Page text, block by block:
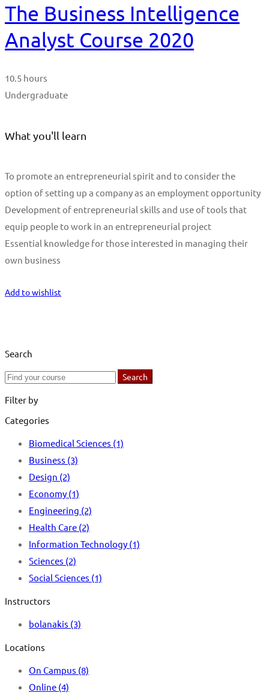
The Business Intelligence
Analyst Course 2020
10.5 hours
Undergraduate
What you'll learn
To promote an entrepreneurial spirit and to consider the
option of setting up a company as an employment opportunity
Development of entrepreneurial skills and use of tools that
equip people to work in an entrepreneurial project
Essential knowledge for those interested in managing their
own business
Add to wishlist
Search
Search
Search
Filter by
Categories
Biomedical Sciences (1)
Business (3)
Design (2)
Economy (1)
Engineering (2)
Health Care (2)
Information Technology (1)
Sciences (2)
Social Sciences (1)
Instructors
bolanakis (3)
Locations
On Campus (8)
Online (4)